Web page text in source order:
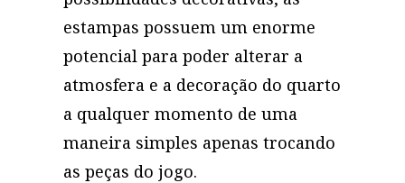
estampas possuem um enorme
potencial para poder alterar a
atmosfera e a decoração do quarto
a qualquer momento de uma
maneira simples apenas trocando
as peças do jogo.